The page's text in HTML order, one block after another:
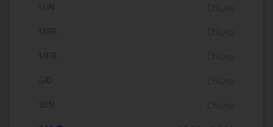
Orario di apertura:
LUN
MAR
MER
GIO
VEN